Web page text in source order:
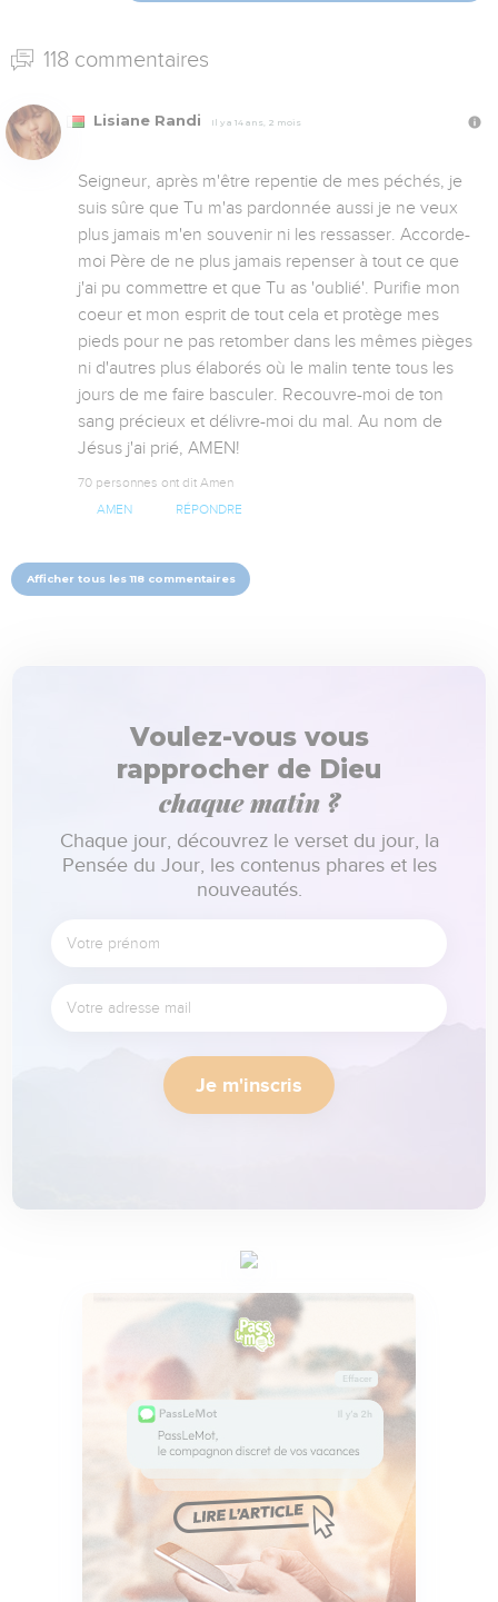
118 commentaires
Lisiane Randi Il y a 14 ans, 2 mois
Seigneur, après m'être repentie de mes péchés, je
suis sûre que Tu m'as pardonnée aussi je ne veux
plus jamais m'en souvenir ni les ressasser. Accorde-
moi Père de ne plus jamais repenser à tout ce que
j'ai pu commettre et que Tu as 'oublié'. Purifie mon
coeur et mon esprit de tout cela et protège mes
pieds pour ne pas retomber dans les mêmes pièges
ni d'autres plus élaborés où le malin tente tous les
jours de me faire basculer. Recouvre-moi de ton
sang précieux et délivre-moi du mal. Au nom de
Jésus j'ai prié, AMEN!
70 personnes ont dit Amen
AMEN RÉPONDRE
Afficher tous les 118 commentaires
Voulez-vous vous
rapprocher de Dieu
chaque matin ?
Chaque jour, découvrez le verset du jour, la
Pensée du Jour, les contenus phares et les
nouveautés.
Je m'inscris